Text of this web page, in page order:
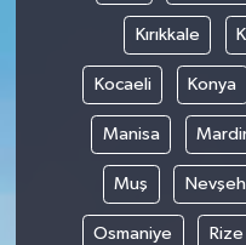
Kırıkkale
Kocaeli Konya
Manisa
Muş
Osmaniye Rize